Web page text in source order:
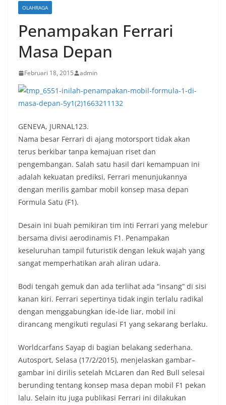
OLAHRAGA
Penampakan Ferrari
Masa Depan
Februari 18, 2015 admin
GENEVA, JURNAL123.
Nama besar Ferrari di ajang motorsport tidak akan
terus berkibar tanpa kemajuan riset dan
pengembangan. Salah satu hasil dari kemampuan ini
adalah kekuatan prediksi, Ferrari menunjukannya
dengan merilis gambar mobil konsep masa depan
Formula Satu (F1).
Desain ini buah pemikiran tim inti Ferrari yang melebur
bersama divisi aerodinamis F1. Penampakan
keseluruhan tampil futuristik dengan lekuk wajah yang
sangat memperhatikan arah aliran udara.
Bodi tengah gemuk dan ada terlihat ada “insang” di sisi
kanan kiri. Ferrari sepertinya tidak ingin terlalu radikal
dengan menggabungkan ide-ide liar, mobil ini
dirancang mengikuti regulasi F1 yang sekarang berlaku.
Worldcarfans Sayap di bagian belakang sederhana.
Autosport, Selasa (17/2/2015), menjelaskan gambar–
gambar ini dirilis setelah McLaren dan Red Bull selesai
berunding tentang konsep masa depan mobil F1 pekan
lalu. Selain itu juga publikasi Ferrari ini dilakukan